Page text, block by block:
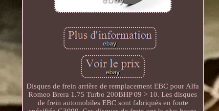
Disques de frein arrière de remplacement EBC pour Alfa
Romeo Brera 1.75 Turbo 200BHP 09 > 10. Les disques
de frein automobiles EBC sont fabriqués en fonte